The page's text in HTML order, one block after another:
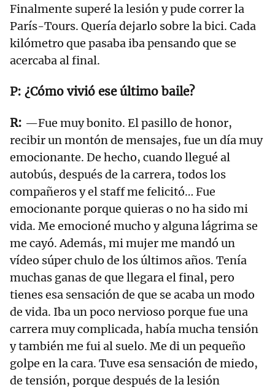
Finalmente superé la lesión y pude correr la
París-Tours. Quería dejarlo sobre la bici. Cada
kilómetro que pasaba iba pensando que se
acercaba al final.
¿Cómo vivió ese último baile?
—Fue muy bonito. El pasillo de honor,
recibir un montón de mensajes, fue un día muy
emocionante. De hecho, cuando llegué al
autobús, después de la carrera, todos los
compañeros y el staff me felicitó… Fue
emocionante porque quieras o no ha sido mi
vida. Me emocioné mucho y alguna lágrima se
me cayó. Además, mi mujer me mandó un
vídeo súper chulo de los últimos años. Tenía
muchas ganas de que llegara el final, pero
tienes esa sensación de que se acaba un modo
de vida. Iba un poco nervioso porque fue una
carrera muy complicada, había mucha tensión
y también me fui al suelo. Me di un pequeño
golpe en la cara. Tuve esa sensación de miedo,
de tensión, porque después de la lesión